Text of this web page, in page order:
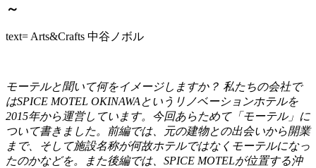
～
text= Arts&Crafts 中谷ノボル
モーテルと聞いて何をイメージしますか？ 私たちの会社で
はSPICE MOTEL OKINAWAというリノベーションホテルを
2015年から運営しています。今回あらためて「モーテル」に
ついて書きました。前編では、元の建物との出会いから開業
まで、そして施設名称が何故ホテルではなくモーテルになっ
たのかなどを。また後編では、SPICE MOTELが位置する沖